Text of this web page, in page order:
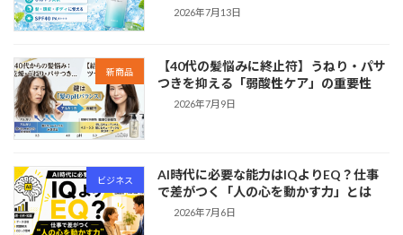
2026年7月13日
新商品
【40代の髪悩みに終止符】うねり・パサ
つきを抑える「弱酸性ケア」の重要性
2026年7月9日
ビジネス
AI時代に必要な能力はIQよりEQ？仕事
で差がつく「人の心を動かす力」とは
2026年7月6日